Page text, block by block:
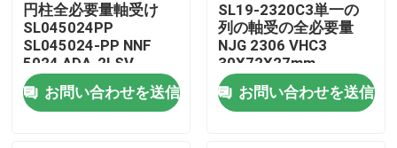
工場旅行
品質管理
円柱全必要量軸受け
SL045024PP
SL045024-PP NNF
5024 ADA-2LSV
お問い合わせを送信
SL19-2320C3単一の
列の軸受の全必要量
NJG 2306 VHC3
30X72X27mm
お問い合わせを送信